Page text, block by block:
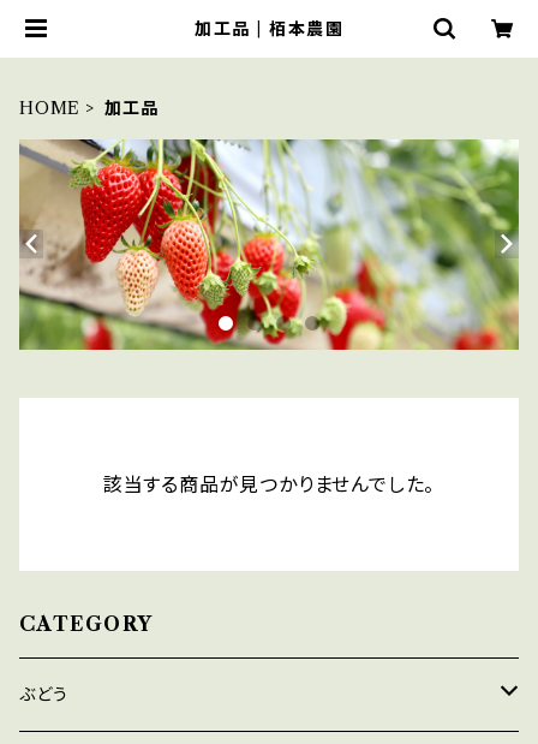
加工品 | 栢本農園
HOME 加工品
該当する商品が見つかりませんでした。
CATEGORY
ぶどう